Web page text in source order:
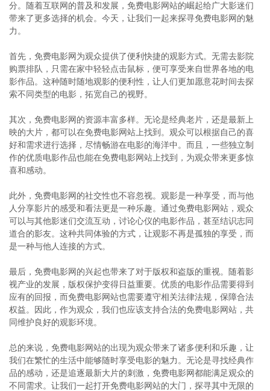
分。随着互联网的普及和发展，免费电影网站的崛起给广大影迷们
带来了更多选择的机会。今天，让我们一起来探寻免费电影网的魅
力。
首先，免费电影网为观众提供了便利快捷的观影方式。无需去影院
购票排队，只需在家中轻轻点击鼠标，便可享受来自世界各地的电
影作品。这种随时随地观影的便利性，让人们更加愿意花时间去探
索不同类型的电影，拓宽自己的视野。
其次，免费电影网的资源丰富多样。无论是经典老片，还是最新上
映的大片，都可以在免费电影网站上找到。观众可以根据自己的喜
好和需求进行选择，尽情畅游在电影的海洋中。而且，一些独立制
作的优质电影作品也能在免费电影网站上找到，为观众带来更多惊
喜和感动。
此外，免费电影网的社交性也不容忽视。观影是一种享受，而与他
人分享影片的感受和看法更是一种乐趣。通过免费电影网站，观众
可以与其他影迷们交流互动，讨论心仪的电影作品，甚至结识志同
道合的影友。这种共同体验的方式，让观影不再是孤独的享受，而
是一种与他人连接的方式。
最后，免费电影网的兴起也带来了对于版权和盗版的重视。随着影
视产业的发展，版权保护变得日益重要。优质的电影作品需要得到
应有的回报，而免费电影网站也需要遵守相关法律法规，保障合法
权益。因此，作为观众，我们也应该支持合法的免费电影网站，共
同维护良好的观影环境。
总的来说，免费电影网站的出现为观众带来了诸多便利和乐趣，让
我们在繁忙的生活中能够随时享受电影的魅力。无论是寻找经典作
品的感动，还是追逐最新大片的刺激，免费电影网都能满足观众的
不同需求。让我们一起打开免费电影网站的大门，探寻其中无限的